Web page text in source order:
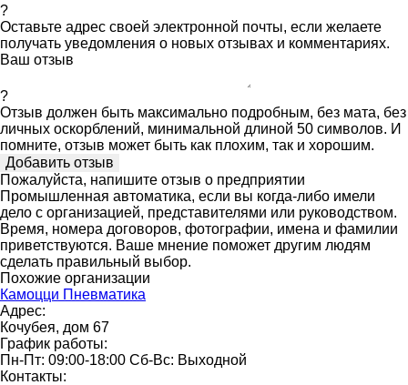
?
Оставьте адрес своей электронной почты, если желаете
получать уведомления о новых отзывах и комментариях.
Ваш отзыв
?
Отзыв должен быть максимально подробным, без мата, без
личных оскорблений, минимальной длиной 50 символов. И
помните, отзыв может быть как плохим, так и хорошим.
Пожалуйста, напишите отзыв о предприятии
Промышленная автоматика, если вы когда-либо имели
дело с организацией, представителями или руководством.
Время, номера договоров, фотографии, имена и фамилии
приветствуются. Ваше мнение поможет другим людям
сделать правильный выбор.
Похожие организации
Камоцци Пневматика
Адрес:
Кочубея, дом 67
График работы:
Пн-Пт: 09:00-18:00 Сб-Вс: Выходной
Контакты: